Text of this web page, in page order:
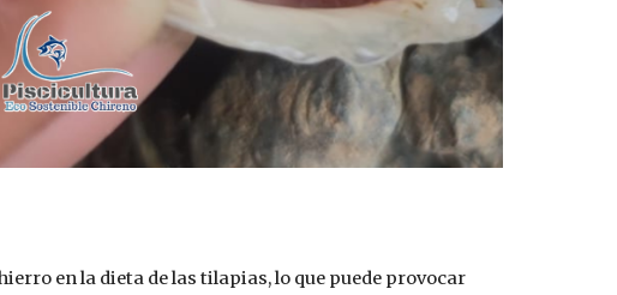
en la dieta de las tilapias, lo que puede provocar